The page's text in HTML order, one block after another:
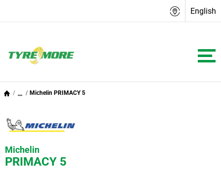
English
... Michelin PRIMACY 5
Michelin
PRIMACY 5